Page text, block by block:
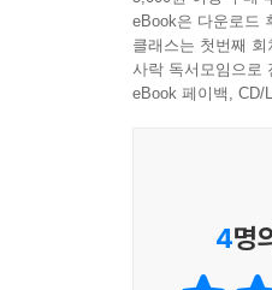
eBook은 다운로드
클래스는 첫번째
사락 독서모임으로
eBook 페이백, CD/
4명